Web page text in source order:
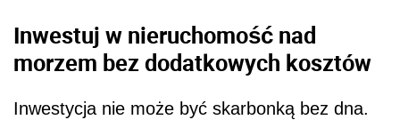
Inwestuj w nieruchomość nad
morzem bez dodatkowych kosztów
Inwestycja nie może być skarbonką bez dna.